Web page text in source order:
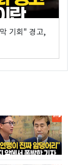
기회" 경고,